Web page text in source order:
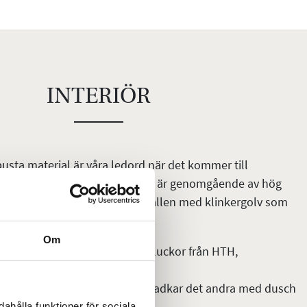
Om
INTERIÖR
material är våra ledord när det kommer till
utvalda med omsorg och är genomgående av hög
Det första du möts av är hallen med klinkergolv som
i alla rum.
med släta vita luckor från HTH,
på varje plan, det ena med badkar det andra med dusch